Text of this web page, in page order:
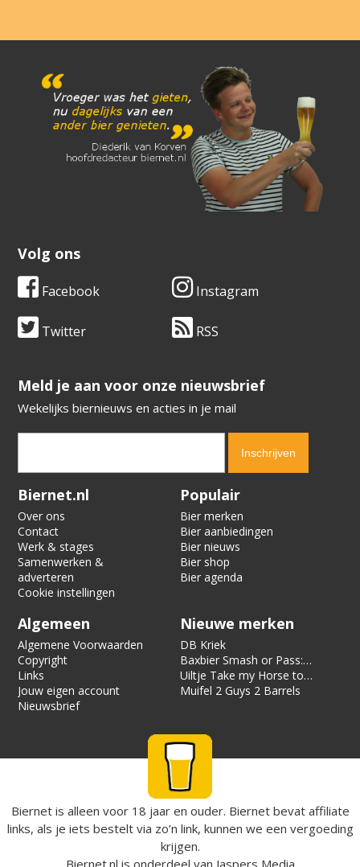
Volg ons
Facebook Instagram
Twitter RSS
​​​​​​​Meld je aan voor onze nieuwsbrief
Wekelijks biernieuws en acties in je mail
Verification code:
Biernet.nl
Over ons
Contact
Werk & stages
Samenwerken &
adverteren
Cookie instellingen
Populair
Bier merken
Bier aanbiedingen
Bier nieuws
Bier shop
Bier agenda
Algemeen
Algemene Voorwaarden
Copyright
Links
Jouw eigen account
Nieuwsbrief
Nieuwe merken
DB Kriek
Baxbier Smash or Pass:
Strata
Uiltje Take my Horse to
the Hotel Room
Muifel 2 Guys 2 Barrels
Biernet is alleen voor 18 jaar en ouder. Biernet bevat affiliate
links, als je iets bestelt via zo’n link, kunnen we een vergoeding
krijgen.
Biernet.nl is onderdeel van Jaspers Media